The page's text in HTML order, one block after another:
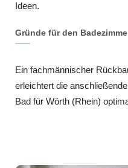
Ideen.
Gründe für den
Ein fachmännischer
erleichtert die
Bad für Wörth (Rhein)